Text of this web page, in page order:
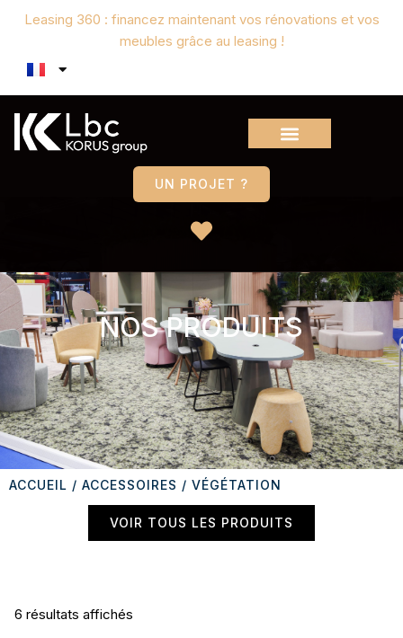
Leasing 360 : financez maintenant vos rénovations et vos
meubles grâce au leasing !
UN PROJET ?
NOS PRODUITS
ACCUEIL / ACCESSOIRES / VÉGÉTATION
VOIR TOUS LES PRODUITS
6 résultats affichés